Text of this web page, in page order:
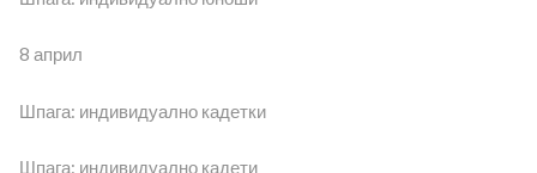
8 април
Шпага: индивидуално кадетки
Шпага: индивидуално кадети